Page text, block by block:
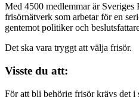
Med 4500 medlemmar är Sveriges
frisörnätverk som arbetar för en
gentemot politiker och
Det ska vara tryggt att välja frisör.
Visste du att:
För att bli behörig frisör krävs det